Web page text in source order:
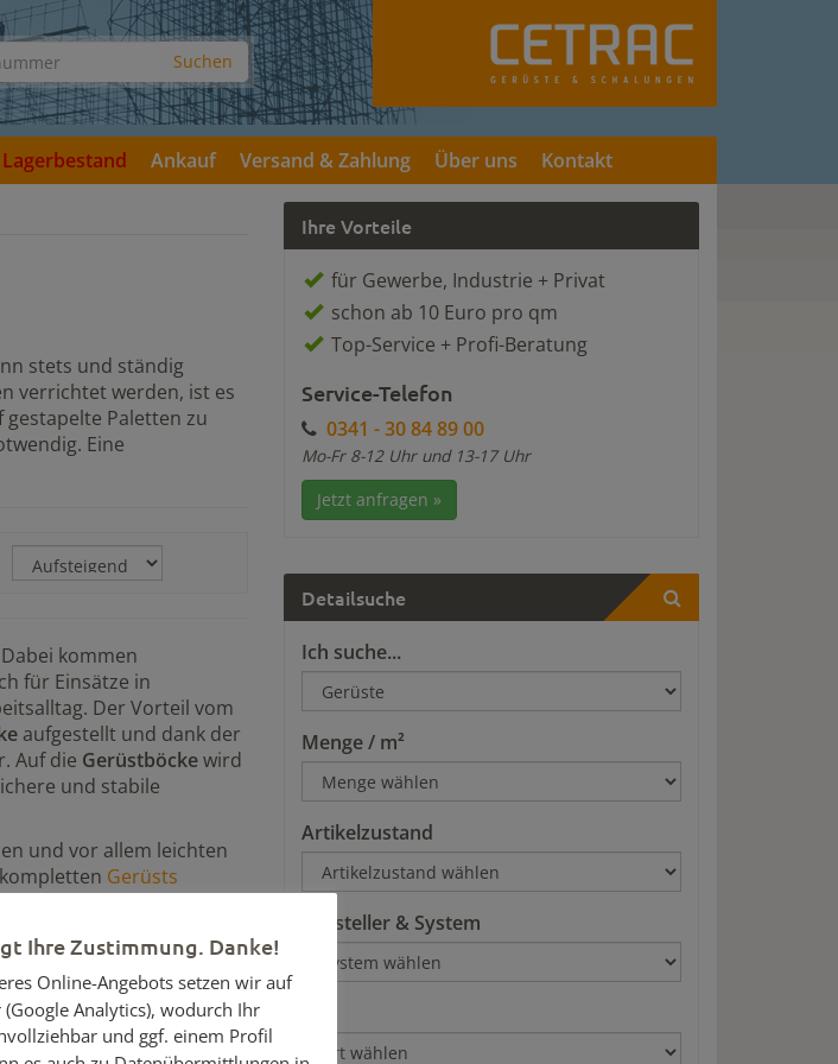
Lagerbestand Ankauf Versand & Zahlung Über uns Kontakt
stets und ständig
verrichtet werden, ist es
Paletten zu
Eine
kommen
für Einsätze in
Der Vorteil vom
aufgestellt und dank der
Auf die Gerüstböckewird
und stabile
und vor allem leichten
Gerüsts
beziehungsweise in
passen.
werden. Muss
werden, muss auf
Zum Beispiel der
Ihre Vorteile
für Gewerbe, Industrie + Privat
schon ab 10 Euro pro qm
Top-Service + Profi-Beratung
Service-Telefon
0341 - 30 84 89 00
Mo-Fr 8-12 Uhr und 13-17 Uhr
Jetzt anfragen »
Detailsuche
Ich suche...
Menge / m²
Artikelzustand
Hersteller & System
Ihre Zustimmung. Danke!
Online-Angebots setzen wir auf
Analytics), wodurch Ihr
und ggf. einem Profil